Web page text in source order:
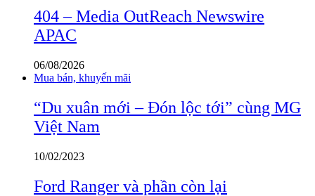
404 – Media OutReach Newswire
APAC
06/08/2026
Mua bán, khuyến mãi
“Du xuân mới – Đón lộc tới” cùng MG
Việt Nam
10/02/2023
Ford Ranger và phần còn lại